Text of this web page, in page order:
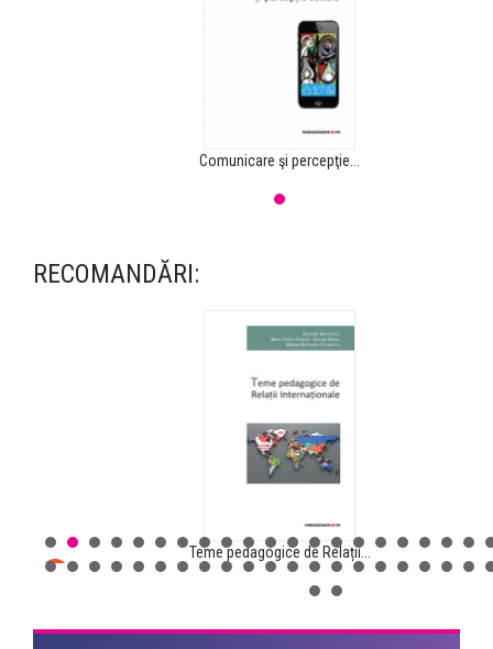
Comunicare şi percepţie...
RECOMANDĂRI:
Teme pedagogice de Relații...